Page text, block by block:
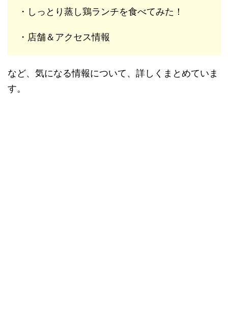
・しっとり蒸し鶏ランチを食べてみた！
・店舗＆アクセス情報
など、気になる情報について、詳しくまとめていま
す。